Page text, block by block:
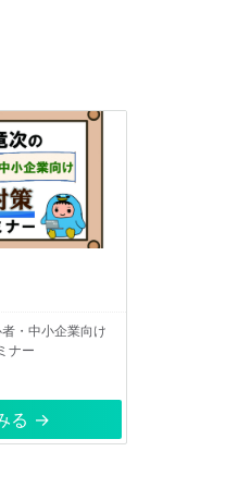
・中小企業向け
ナー
る →